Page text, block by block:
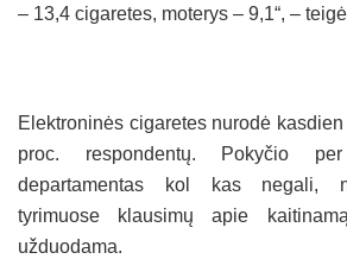
– 13,4 cigaretes, moterys – 9,1“, –
Elektroninės cigaretes nurodė
proc. respondentų. Pokyčio
departamentas kol kas negali,
tyrimuose klausimų apie
užduodama.